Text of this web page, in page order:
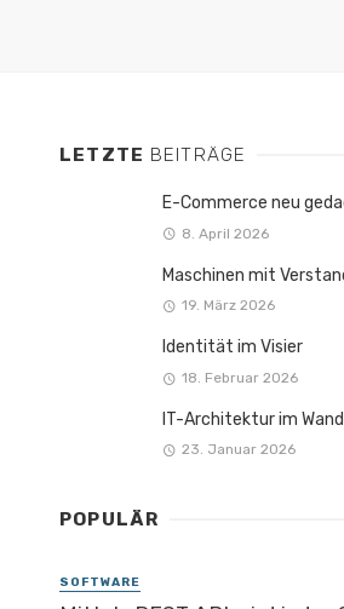
LETZTE BEITRÄGE
E-Commerce neu
8. April 2026
Maschinen mit
19. März 2026
Identität im Visier
18. Februar 2026
IT-Architektur im
23. Januar 2026
POPULÄR
SOFTWARE